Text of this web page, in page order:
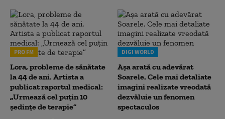
PRO FM
Lora, probleme de sănătate
la 44 de ani. Artista a
publicat raportul medical:
„Urmează cel puțin 10
ședințe de terapie”
DIGI WORLD
Așa arată cu adevărat
Soarele. Cele mai detaliate
imagini realizate vreodată
dezvăluie un fenomen
spectaculos